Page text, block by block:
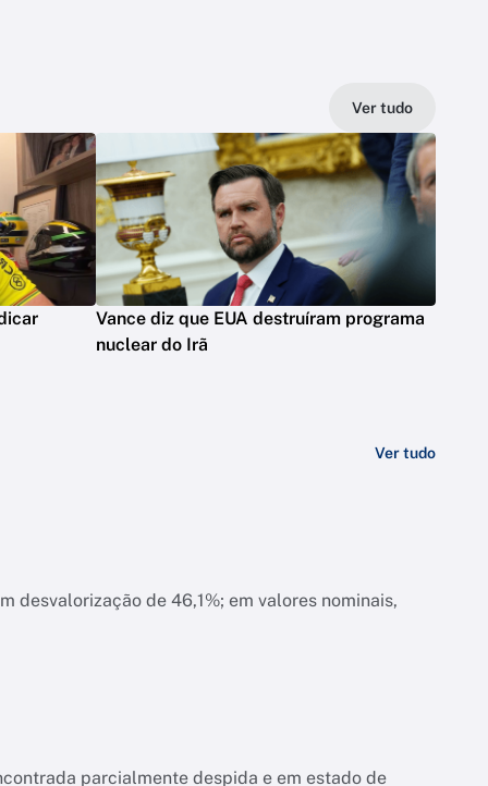
Ver tudo
Vance diz que EUA destruíram programa
nuclear do Irã
Ver tudo
desvalorização de 46,1%; em valores nominais,
parcialmente despida e em estado de